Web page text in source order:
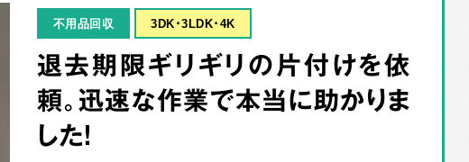
不用品回収 3DK･3LDK･4K
退去期限ギリギリの片付けを依
頼。迅速な作業で本当に助かりま
した！